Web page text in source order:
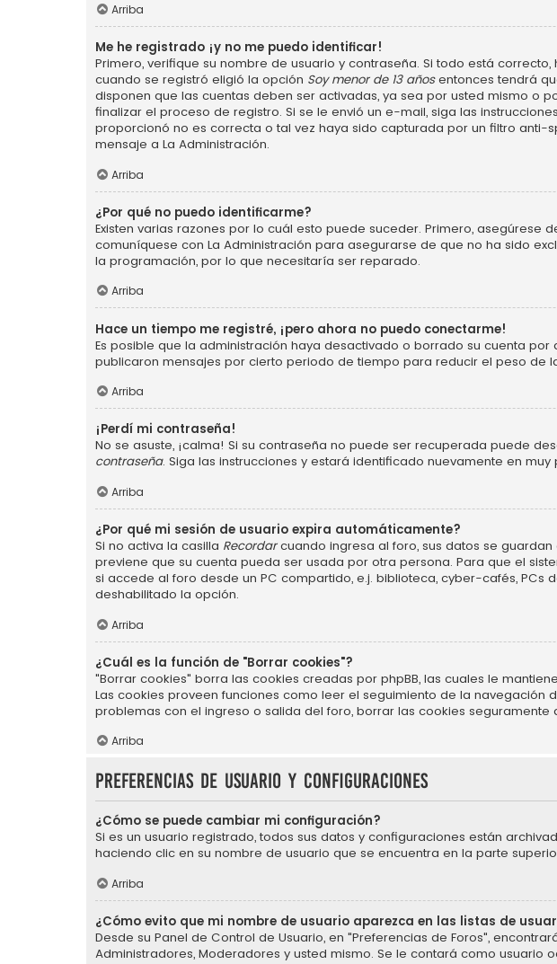
Arriba
Me he registrado ¡y no me puedo identificar!
Primero, verifique su nombre de usuario y contraseña. Si todo está
cuando se registró eligió la opción Soy menor de 13 añosentonces tendrá
disponen que las cuentas deben ser activadas, ya sea por usted mismo o
finalizar el proceso de registro. Si se le envió un e-mail, siga las
proporcionó no es correcta o tal vez haya sido capturada por un filtro
mensaje a La Administración.
Arriba
¿Por qué no puedo identificarme?
Existen varias razones por lo cuál esto puede suceder. Primero,
comuníquese con La Administración para asegurarse de que no ha sido
la programación, por lo que necesitaría ser reparado.
Arriba
Hace un tiempo me registré, ¡pero ahora no puedo conectarme!
Es posible que la administración haya desactivado o borrado su cuenta
publicaron mensajes por cierto periodo de tiempo para reducir el peso de
Arriba
¡Perdí mi contraseña!
No se asuste, ¡calma! Si su contraseña no puede ser recuperada puede
contraseña. Siga las instrucciones y estará identificado nuevamente en muy
Arriba
¿Por qué mi sesión de usuario expira automáticamente?
Si no activa la casilla Recordarcuando ingresa al foro, sus datos se
previene que su cuenta pueda ser usada por otra persona. Para que el
si accede al foro desde un PC compartido, e.j. biblioteca, cyber-cafés, PCs
deshabilitado la opción.
Arriba
¿Cuál es la función de "Borrar cookies"?
"Borrar cookies" borra las cookies creadas por phpBB, las cuales le
Las cookies proveen funciones como leer el seguimiento de la
problemas con el ingreso o salida del foro, borrar las cookies seguramente
Arriba
Preferencias de usuario y configuraciones
¿Cómo se puede cambiar mi configuración?
Si es un usuario registrado, todos sus datos y configuraciones están
haciendo clic en su nombre de usuario que se encuentra en la parte
Arriba
¿Cómo evito que mi nombre de usuario aparezca en las listas de
Desde su Panel de Control de Usuario, en "Preferencias de Foros",
Administradores, Moderadores y usted mismo. Se le contará como usuario